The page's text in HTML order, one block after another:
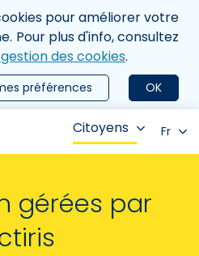
pour améliorer votre
Pour plus d'info, consultez
des cookies.
OK
préférences
Citoyens Fr
gérées par